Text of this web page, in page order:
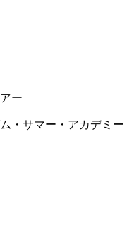
ー
・サマー・アカデミー